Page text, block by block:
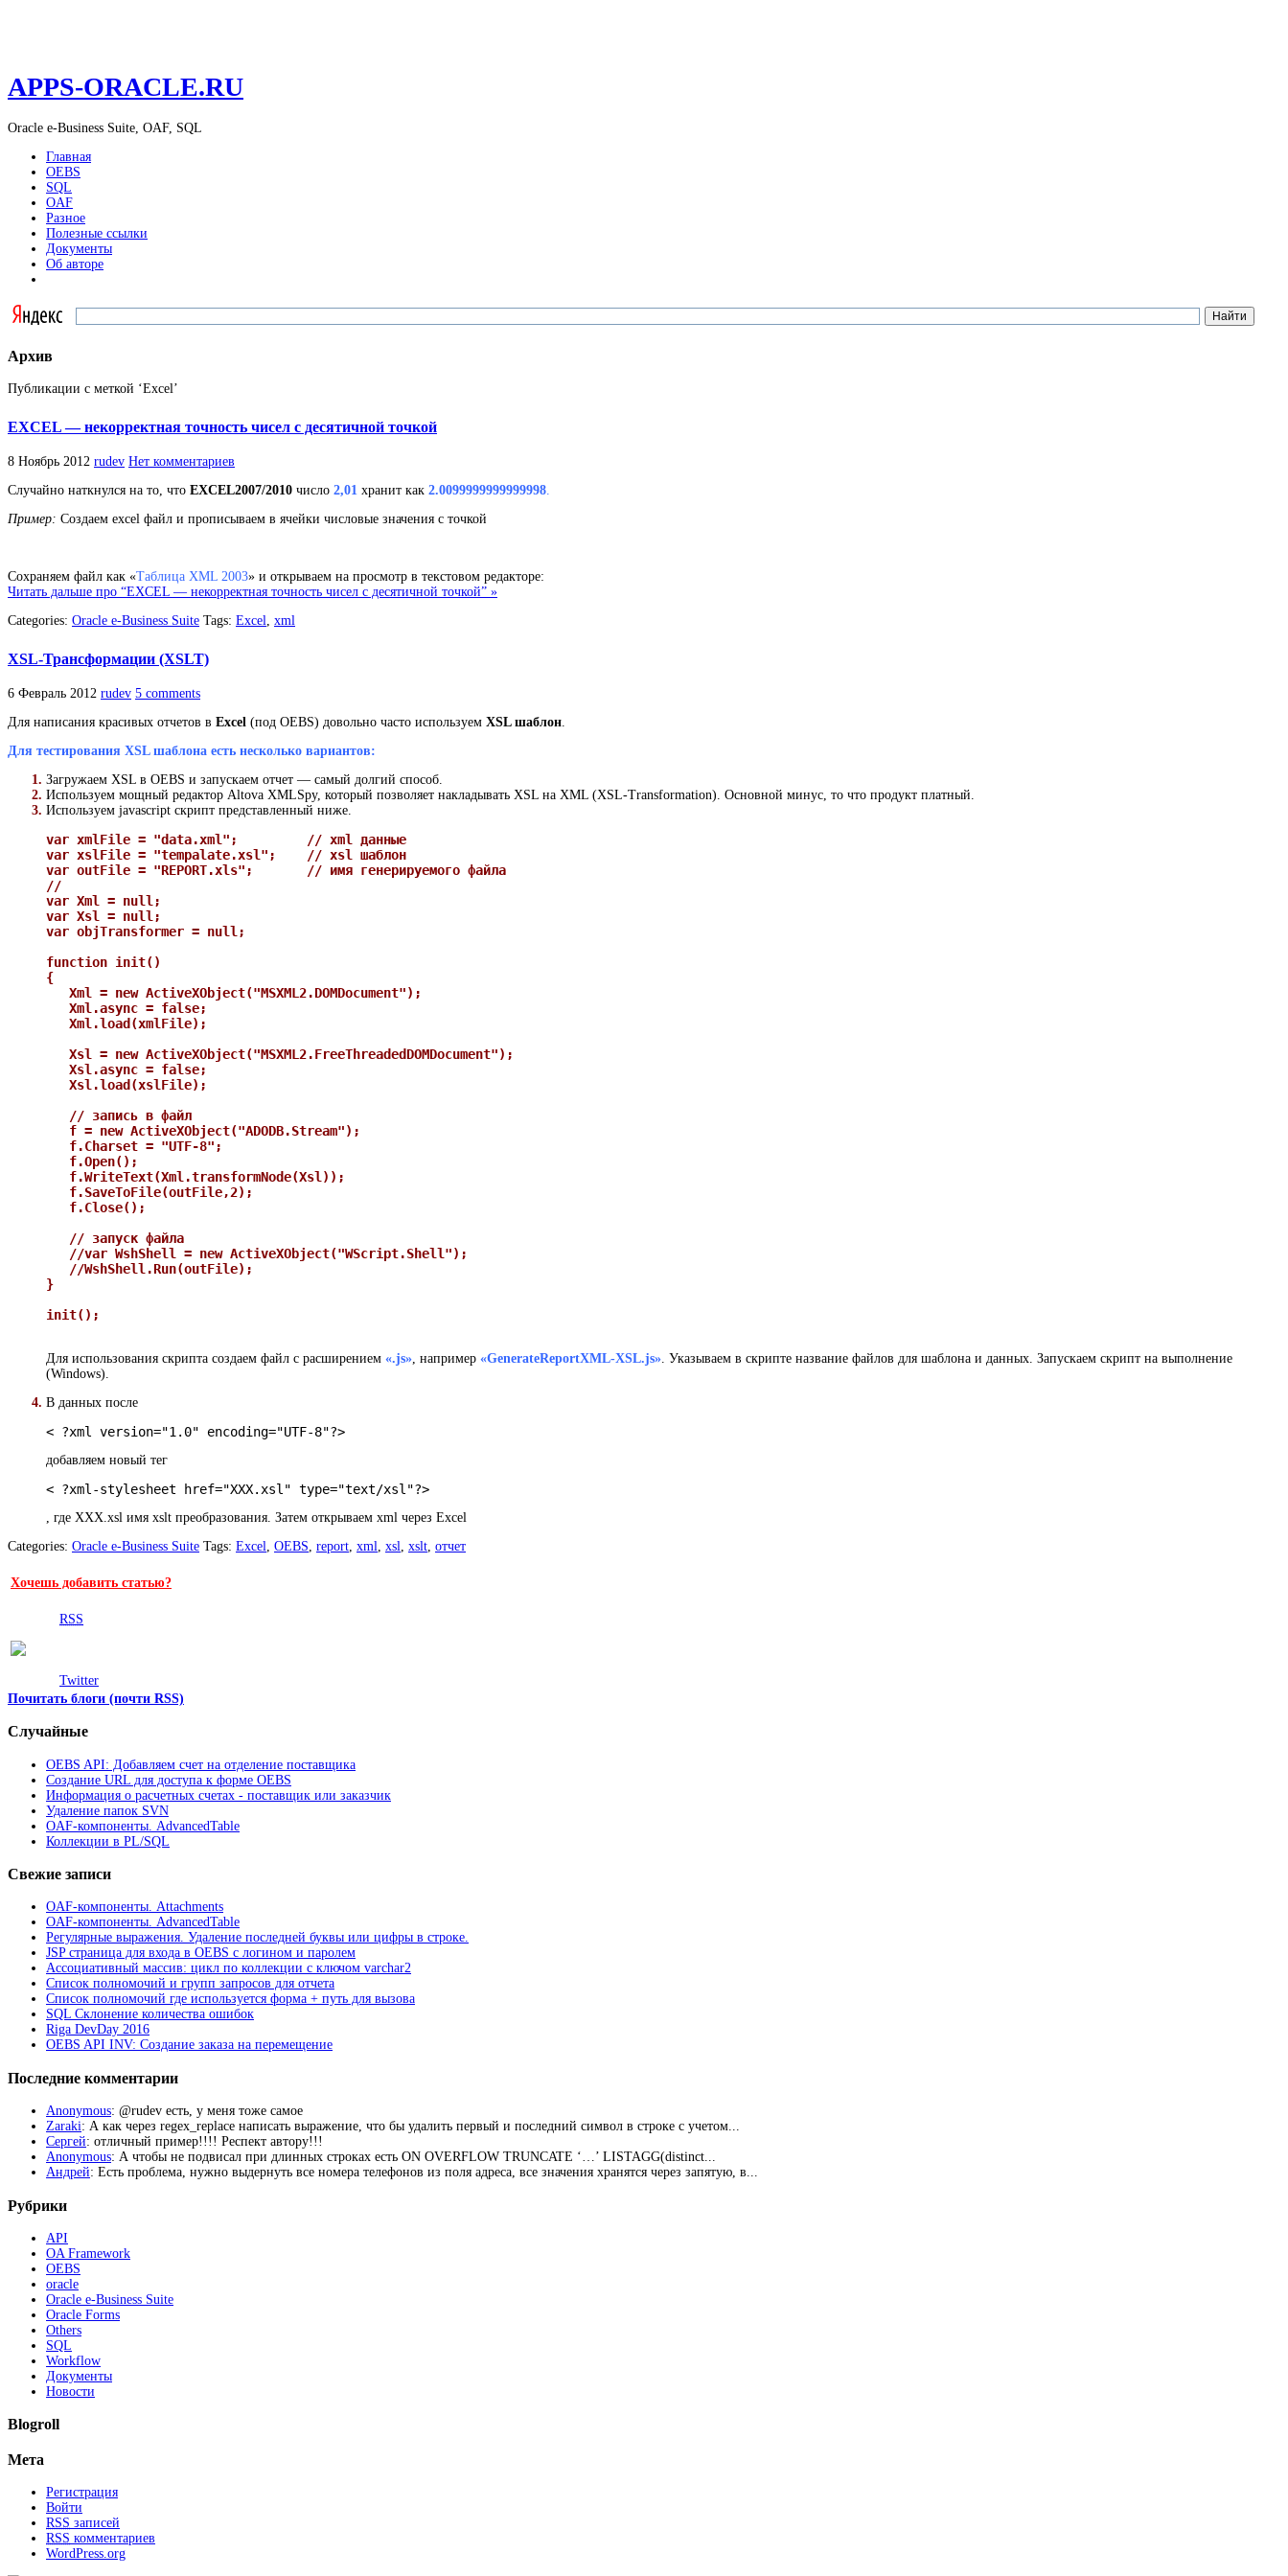
APPS-ORACLE.RU
Oracle e-Business Suite, OAF, SQL
Главная
OEBS
SQL
OAF
Разное
Полезные ссылки
Документы
Об авторе
Архив
Публикации с меткой ‘Excel’
EXCEL — некорректная точность чисел с десятичной точкой
8 Ноябрь 2012 rudev Нет комментариев
Случайно наткнулся на то, что EXCEL2007/2010 число 2,01 хранит как 2.0099999999999998.
Пример: Создаем excel файл и прописываем в ячейки числовые значения с точкой
Сохраняем файл как «Таблица XML 2003» и открываем на просмотр в текстовом редакторе:
Читать дальше про “EXCEL — некорректная точность чисел с десятичной точкой” »
Categories: Oracle e-Business Suite Tags: Excel, xml
XSL-Трансформации (XSLT)
6 Февраль 2012 rudev 5 comments
Для написания красивых отчетов в Excel (под OEBS) довольно часто используем XSL шаблон
Для тестирования XSL шаблона есть несколько вариантов:
Загружаем XSL в OEBS и запускаем отчет — самый долгий способ.
Используем мощный редактор Altova XMLSpy, который позволяет накладывать XSL на XML (XSL-Transformation). Основной минус, то что продукт платный.
Используем javascript скрипт представленный ниже.
var xmlFile = "data.xml";         // xml данные
var xslFile = "tempalate.xsl";	  // xsl шаблон
var outFile = "REPORT.xls";       // имя генерируемого файла
//
var Xml = null;
var Xsl = null;
var objTransformer = null;
function init()
{
   Xml = new ActiveXObject("MSXML2.DOMDocument");
   Xml.async = false;
   Xml.load(xmlFile);
   Xsl = new ActiveXObject("MSXML2.FreeThreadedDOMDocument");
   Xsl.async = false;
   Xsl.load(xslFile);
   // запись в файл
   f = new ActiveXObject("ADODB.Stream");
   f.Charset = "UTF-8";
   f.Open();
   f.WriteText(Xml.transformNode(Xsl));
   f.SaveToFile(outFile,2);
   f.Close();
   // запуск файла
   //var WshShell = new ActiveXObject("WScript.Shell");
   //WshShell.Run(outFile);
}
init();
Для использования скрипта создаем файл с расширением «.js» , например «GenerateReportXML-XSL.js» . Указываем в скрипте название файлов для шаблона и данных. Запускаем скрипт на выполнение
(Windows).
В данных после
< ?xml version="1.0" encoding="UTF-8"?>
добавляем новый тег
< ?xml-stylesheet href="XXX.xsl" type="text/xsl"?>
, где XXX.xsl имя xslt преобразования. Затем открываем xml через Excel
Categories: Oracle e-Business Suite Tags: Excel OEBS report xml xsl xslt отчет
Хочешь добавить статью?
RSS
Twitter
Почитать блоги (почти RSS)
Случайные
OEBS API: Добавляем счет на отделение поставщика
Создание URL для доступа к форме OEBS
Информация о расчетных счетах - поставщик или заказчик
Удаление папок SVN
OAF-компоненты. AdvancedTable
Коллекции в PL/SQL
Свежие записи
OAF-компоненты. Attachments
OAF-компоненты. AdvancedTable
Регулярные выражения. Удаление последней буквы или цифры в строке.
JSP страница для входа в OEBS с логином и паролем
Ассоциативный массив: цикл по коллекции с ключом varchar2
Список полномочий и групп запросов для отчета
Список полномочий где используется форма + путь для вызова
SQL Склонение количества ошибок
Riga DevDay 2016
OEBS API INV: Создание заказа на перемещение
Последние комментарии
Anonymous: @rudev есть, у меня тоже самое
Zaraki: А как через regex_replace написать выражение, что бы удалить первый и последний символ в строке с учетом...
Сергей: отличный пример!!!! Респект автору!!!
Anonymous: А чтобы не подвисал при длинных строках есть ON OVERFLOW TRUNCATE ‘…’ LISTAGG(distinct...
Андрей: Есть проблема, нужно выдернуть все номера телефонов из поля адреса, все значения хранятся через запятую, в...
Рубрики
API
OA Framework
OEBS
oracle
Oracle e-Business Suite
Oracle Forms
Others
SQL
Workflow
Документы
Новости
Blogroll
Мета
Регистрация
Войти
RSS записей
RSS комментариев
WordPress.org